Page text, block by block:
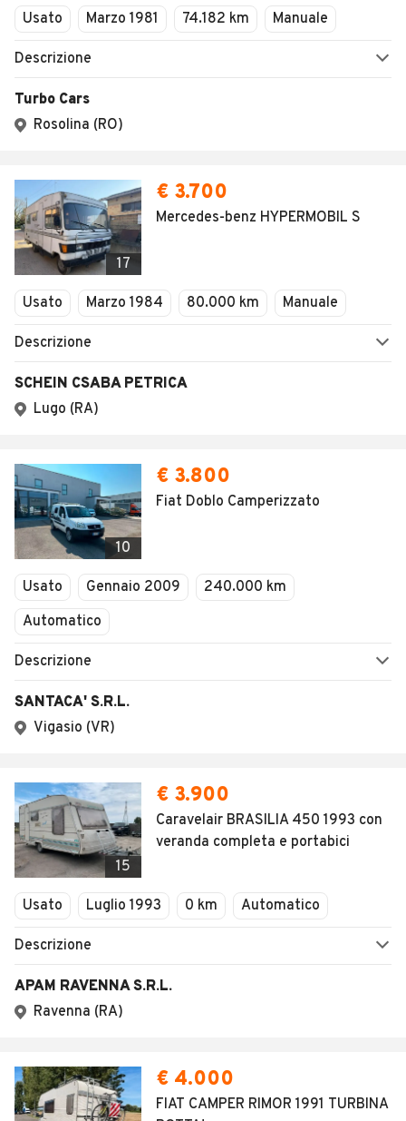
Usato Marzo 1981 74.182 km Manuale
Descrizione
Turbo Cars
Rosolina (RO)
17
€ 3.700
Mercedes-benz HYPERMOBIL S
Usato Marzo 1984 80.000 km Manuale
Descrizione
SCHEIN CSABA PETRICA
Lugo (RA)
10
€ 3.800
Fiat Doblo Camperizzato
Usato Gennaio 2009
240.000 km
Automatico
Descrizione
SANTACA' S.R.L.
Vigasio (VR)
15
€ 3.900
Caravelair BRASILIA 450 1993 con
veranda completa e portabici
Usato Luglio 1993 0 km Automatico
Descrizione
APAM RAVENNA S.R.L.
Ravenna (RA)
€ 4.000
FIAT CAMPER RIMOR 1991 TURBINA